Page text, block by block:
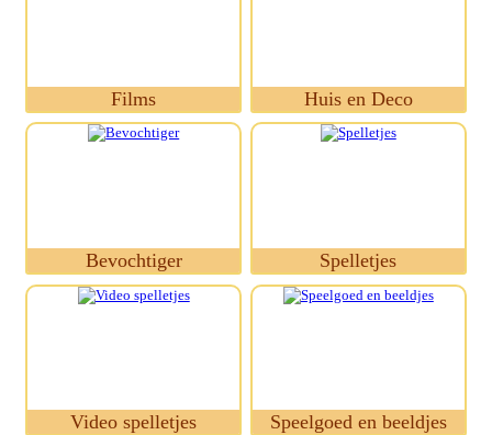
Films Huis en Deco
Bevochtiger Spelletjes
Video spelletjes Speelgoed en beeldjes